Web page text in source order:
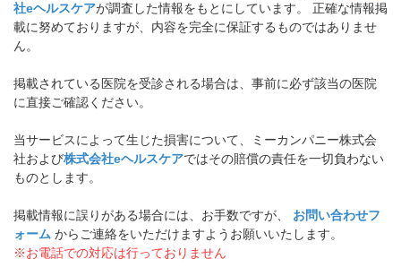
社eヘルスケアが調査した情報をもとにしています。 正確な情報掲
載に努めておりますが、内容を完全に保証するものではありませ
ん。
掲載されている医院を受診される場合は、事前に必ず該当の医院
に直接ご確認ください。
当サービスによって生じた損害について、ミーカンパニー株式会
社および株式会社eヘルスケアではその賠償の責任を一切負わない
ものとします。
掲載情報に誤りがある場合には、お手数ですが、 お問い合わせフ
ォーム からご連絡をいただけますようお願いいたします。
※お電話での対応は行っておりません